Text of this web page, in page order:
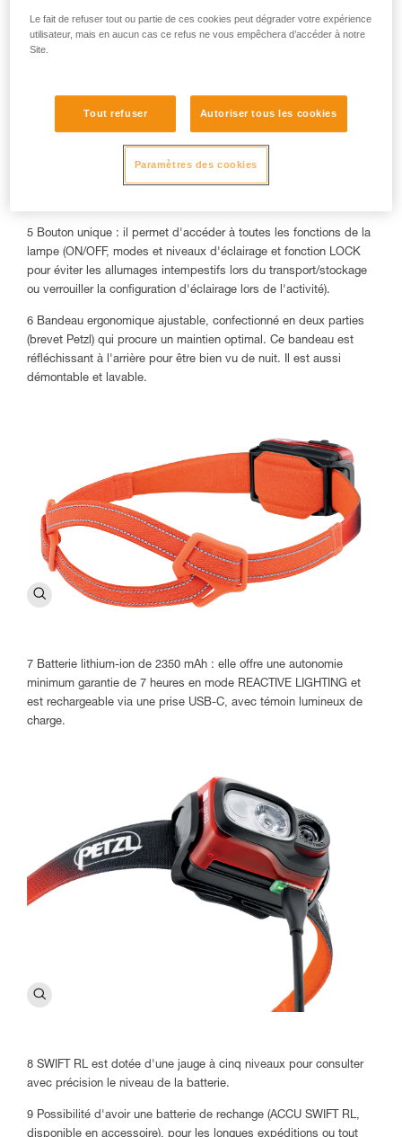
5 Bouton unique : il permet d'accéder à toutes les fonctions de la
lampe (ON/OFF, modes et niveaux d'éclairage et fonction LOCK
pour éviter les allumages intempestifs lors du transport/stockage
ou verrouiller la configuration d'éclairage lors de l'activité).
6 Bandeau ergonomique ajustable, confectionné en deux parties
(brevet Petzl) qui procure un maintien optimal. Ce bandeau est
réfléchissant à l'arrière pour être bien vu de nuit. Il est aussi
démontable et lavable.
7 Batterie lithium-ion de 2350 mAh : elle offre une autonomie
minimum garantie de 7 heures en mode REACTIVE LIGHTING et
est rechargeable via une prise USB-C, avec témoin lumineux de
charge.
8 SWIFT RL est dotée d'une jauge à cinq niveaux pour consulter
avec précision le niveau de la batterie.
9 Possibilité d'avoir une batterie de rechange (ACCU SWIFT RL,
Le fait de refuser tout ou partie de ces cookies peut dégrader votre expérience
utilisateur, mais en aucun cas ce refus ne vous empêchera d’accéder à notre
Site.
Tout refuser Autoriser tous les cookies
Paramètres des cookies